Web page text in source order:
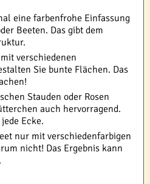
eine farbenfrohe Einfassung
Beeten. Das gibt dem
verschiedenen
Sie bunte Flächen. Das
Stauden oder Rosen
auch hervorragend.
Ecke.
nur mit verschiedenfarbigen
nicht! Das Ergebnis kann